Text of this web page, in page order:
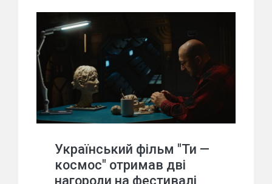
Український фільм "Ти —
космос" отримав дві
нагороди на фестивалі